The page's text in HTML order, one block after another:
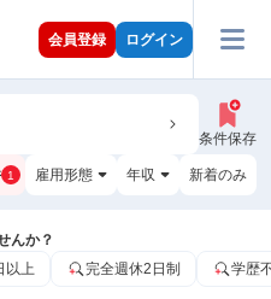
会員登録 ログイン
条件保存
1 雇用形態 年収 新着のみ
んか？
以上 完全週休2日制 学歴